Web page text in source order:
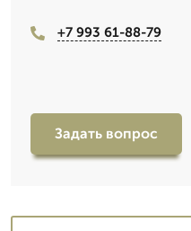
+7 993 61-88-79
Задать вопрос